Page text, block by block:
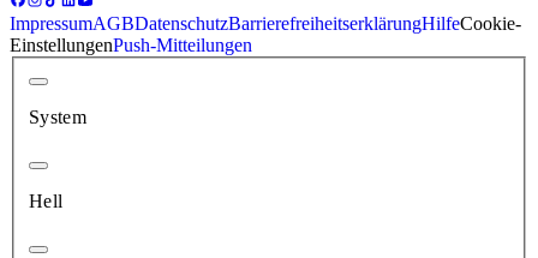
ImpressumAGBDatenschutzBarrierefreiheitserklärungHilfeCookie-
EinstellungenPush-Mitteilungen
System
Hell